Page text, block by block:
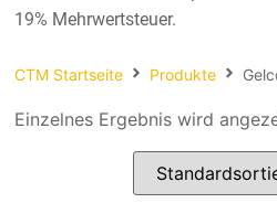
Fasern
Kernmaterial
19% Mehrwertsteuer.
CTM Startseite Produkte
Einzelnes Ergebnis wird